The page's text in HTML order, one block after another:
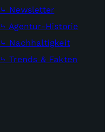
⤷ Newsletter
⤷ Agentur-Historie
⤷ Nachhaltigkeit
⤷ Trends & Fakten